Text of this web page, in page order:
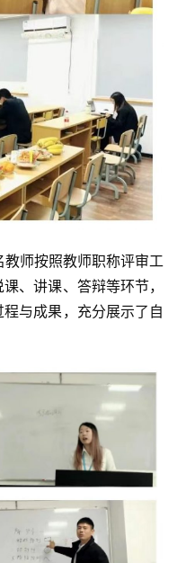
师按照教师职称评审工
、讲课、答辩等环节，
与成果，充分展示了自